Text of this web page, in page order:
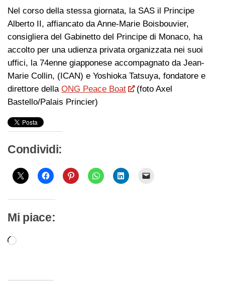
Nel corso della stessa giornata, la SAS il Principe
Alberto II, affiancato da Anne-Marie Boisbouvier,
consigliera del Gabinetto del Principe di Monaco, ha
accolto per una udienza privata organizzata nei suoi
uffici, la 74enne giapponese accompagnato da Jean-
Marie Collin, (ICAN) e Yoshioka Tatsuya, fondatore e
direttore della ONG Peace Boat
(foto Axel
Bastello/Palais Princier)
Condividi:
Mi piace:
Caricamento